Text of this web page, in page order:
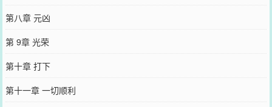
第八章 元凶
第 9章 光荣
第十章 打下
第十一章 一切顺利